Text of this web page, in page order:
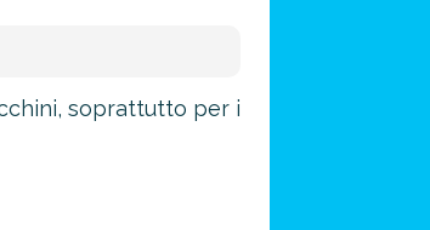
soprattutto per i